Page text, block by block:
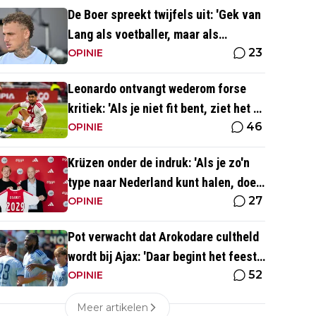
De Boer spreekt twijfels uit: 'Gek van
Lang als voetballer, maar als
persoonlijkheid niet'
OPINIE 23
Leonardo ontvangt wederom forse
kritiek: 'Als je niet fit bent, ziet het er
best wel slecht uit'
OPINIE 46
Krüzen onder de indruk: 'Als je zo'n
type naar Nederland kunt halen, doe
je iets goed'
OPINIE 27
Pot verwacht dat Arokodare cultheld
wordt bij Ajax: 'Daar begint het feest
eigenlijk al'
OPINIE 52
Meer artikelen